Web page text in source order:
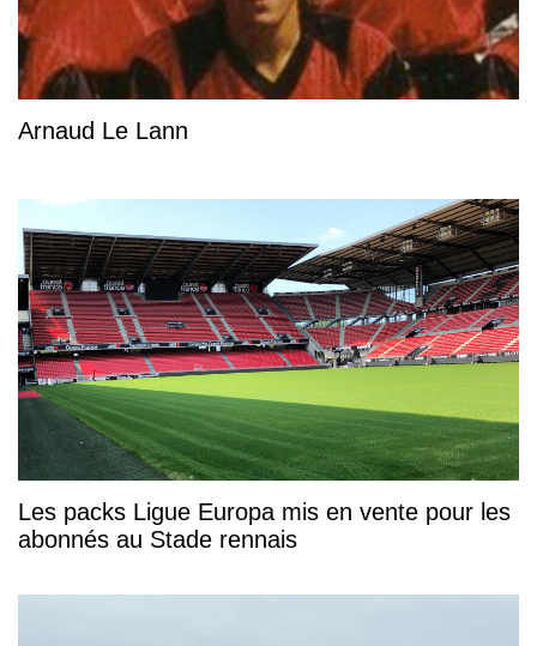
Arnaud Le Lann
Les packs Ligue Europa mis en vente pour les
abonnés au Stade rennais